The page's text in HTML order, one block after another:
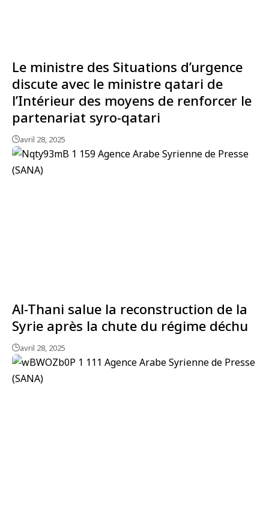
Le ministre des Situations d’urgence
discute avec le ministre qatari de
l’Intérieur des moyens de renforcer le
partenariat syro-qatari
avril 28, 2025
Al-Thani salue la reconstruction de la
Syrie après la chute du régime déchu
avril 28, 2025